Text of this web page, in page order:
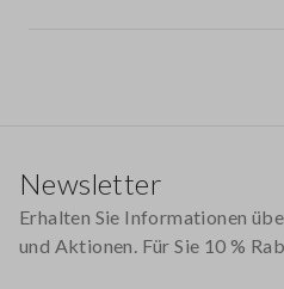
Newsletter
Erhalten Sie Informationen
und Aktionen. Für Sie 10 %